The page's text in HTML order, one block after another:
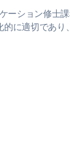
ーション修士
に適切であり